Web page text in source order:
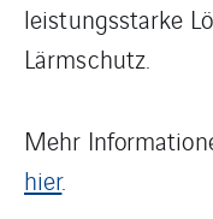
leistungsstarke
Lärmschutz.
Mehr
hier.